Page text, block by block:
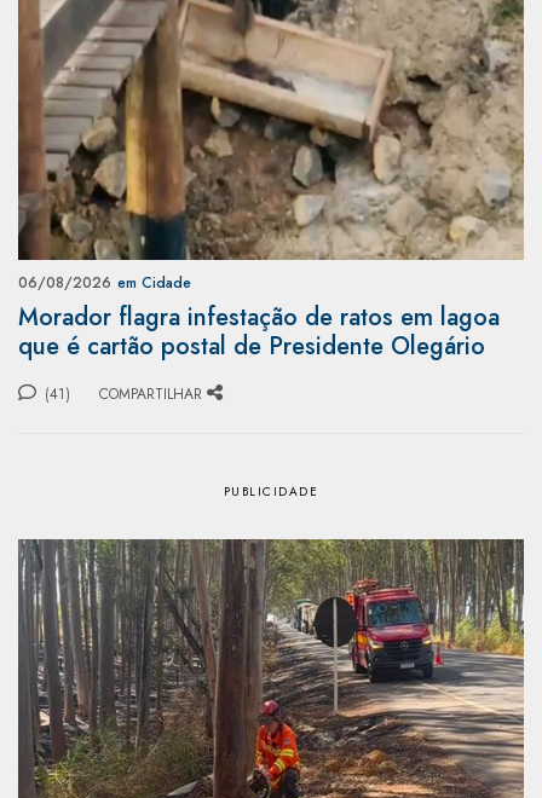
06/08/2026 em Cidade
Morador flagra infestação de ratos em lagoa
que é cartão postal de Presidente Olegário
(41) COMPARTILHAR